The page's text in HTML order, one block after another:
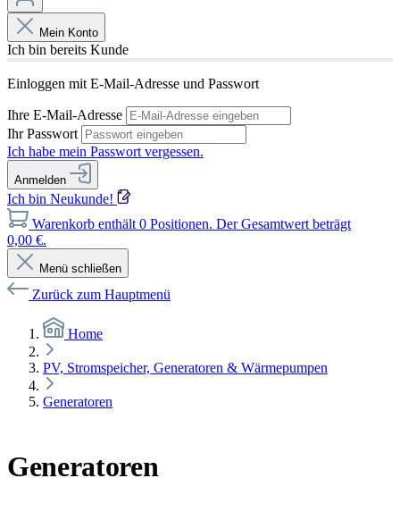
Mein Konto
Ich bin bereits Kunde
Einloggen mit E-Mail-Adresse und Passwort
Ihre E-Mail-Adresse
Ihr Passwort
Ich habe mein Passwort vergessen.
Anmelden
Ich bin Neukunde!
Warenkorb enthält 0 Positionen. Der Gesamtwert beträgt
0,00 €.
Menü schließen
Zurück zum Hauptmenü
Home
PV, Stromspeicher, Generatoren & Wärmepumpen
Generatoren
Generatoren